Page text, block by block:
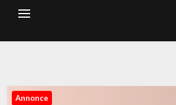
Annonce